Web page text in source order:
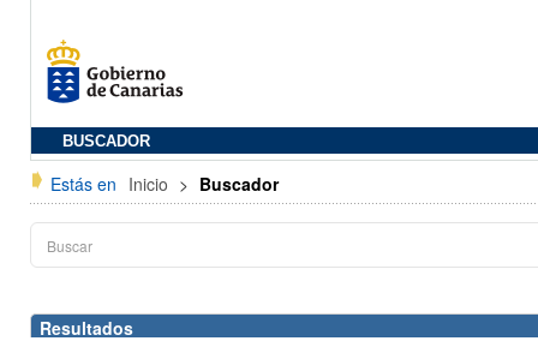
BUSCADOR
Estás en Inicio > Buscador
Resultados